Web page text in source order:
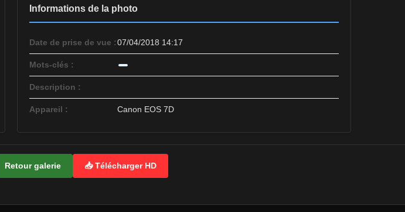
Informations de la photo
Date de prise de vue :07/04/2018 14:17
Mots-clés :
Description :
Appareil : Canon EOS 7D
Retour galerie 📥 Télécharger HD